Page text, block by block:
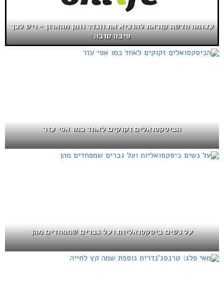
עצומה חדשה קוראת להוציא את וונדר וומן מהארון – ויש לכך
סיבה טובה
הביסקסואלים זקוקים לאחד כמו אסי עזר
על נשים ביסקסואליות ועל גברים שמפחדים מהן